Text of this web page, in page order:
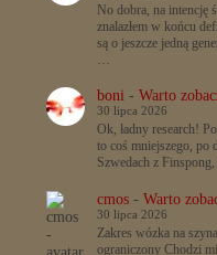
No dobra, na intencję
znalazłem w końcu
są o jeszcze jedną
…
boni- Warto
30 lipca 2026
Ok, ładny research!
to coś mniejszego, po
Szwedach z
cmos- Warto
30 lipca 2026
Zakres wózka na
ograniczony Chodzi